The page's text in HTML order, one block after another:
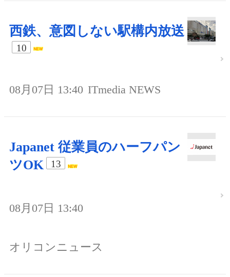
西鉄、意図しない駅構内放送
10
08月07日 13:40 ITmedia NEWS
Japanet 従業員のハーフパン
ツOK
13
08月07日 13:40
オリコンニュース